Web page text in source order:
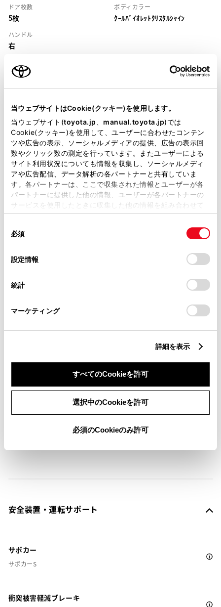
当ウェブサイトはCookie(クッキー)を使用します。
当ウェブサイト(toyota.jp manual.toyota.jp)では
Cookie(クッキー)を使用して、ユーザーに合わせたコンテン
ツや広告の表示、ソーシャルメディアの提供、広告の表示回
数やクリック数の測定を行っています。またユーザーによる
サイト利用状況についても情報を収集し、ソーシャルメディ
アや広告配信、データ解析の各パートナーと共有していま
す。各パートナーは、ここで収集された情報とユーザーが各
パートナーに提供した他の情報、ユーザーが各パートナーの
サービスを使用したときに収集した他の情報を組み合わせて
使用することがあります。当ウェブサイトの使用を続行する
デバイスにすべてのCookie(クッキー)が保存されることに同
意したことになります。Cookie(クッキー)のオプトアウト、
設定の変更、同意を撤回したりするにあたっては、当社の
「Cookie（クッキー）情報の取り扱いについて
」をご覧くだ
必須
設定情報
統計
マーケティング
詳細を表示
すべてのCookieを許可
選択中のCookieを許可
必須のCookieのみ許可
ドア枚数
5枚
ボディカラー
ｸｰﾙﾊﾞｲｵﾚｯﾄｸﾘｽﾀﾙｼｬｲﾝ
ハンドル
右
装備・仕様
装備説明/用語解説
基本装備
横滑防止装置
：ｽﾏｰﾄｷ-
安全装置・運転サポート
サポカー
サポカーS
衝突被害軽減ブレーキ